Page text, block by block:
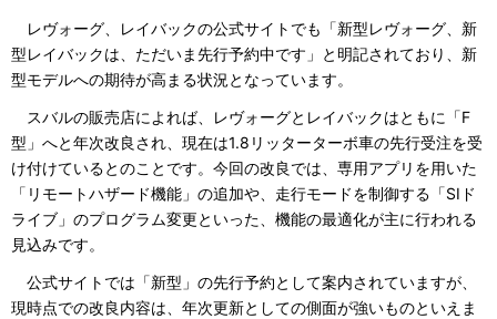
レヴォーグ、レイバックの公式サイトでも「新型レヴォーグ、新
型レイバックは、ただいま先行予約中です」と明記されており、新
型モデルへの期待が高まる状況となっています。
スバルの販売店によれば、レヴォーグとレイバックはともに「F
型」へと年次改良され、現在は1.8リッターターボ車の先行受注を受
け付けているとのことです。今回の改良では、専用アプリを用いた
「リモートハザード機能」の追加や、走行モードを制御する「SIド
ライブ」のプログラム変更といった、機能の最適化が主に行われる
見込みです。
公式サイトでは「新型」の先行予約として案内されていますが、
現時点での改良内容は、年次更新としての側面が強いものといえま